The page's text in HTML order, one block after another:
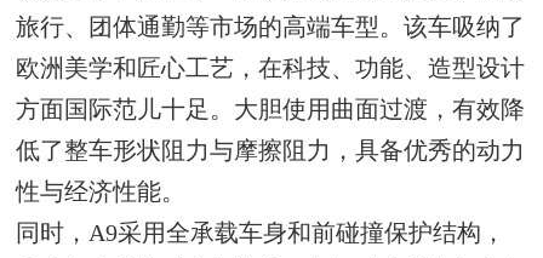
旅行、团体通勤等市场的高端车型。该车吸纳了
欧洲美学和匠心工艺，在科技、功能、造型设计
方面国际范儿十足。大胆使用曲面过渡，有效降
低了整车形状阻力与摩擦阻力，具备优秀的动力
性与经济性能。
同时，A9采用全承载车身和前碰撞保护结构，